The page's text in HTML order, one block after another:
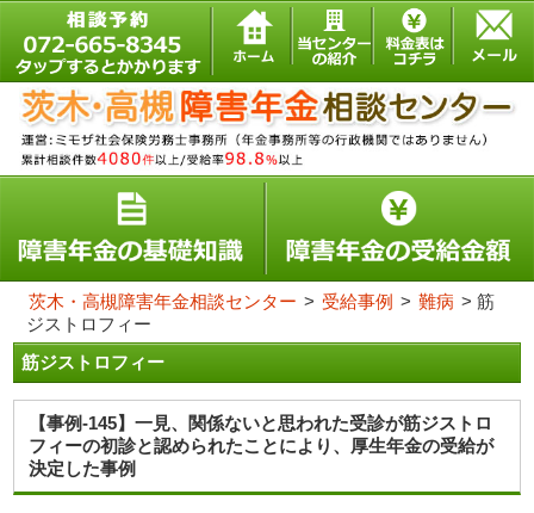
茨木・高槻障害年金相談センター > 受給事例 > 難病 > 筋
ジストロフィー
筋ジストロフィー
【事例-145】一見、関係ないと思われた受診が筋ジストロ
フィーの初診と認められたことにより、厚生年金の受給が
決定した事例